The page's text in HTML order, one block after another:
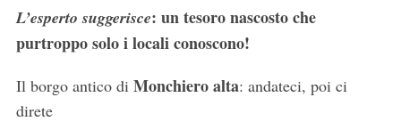
L’esperto suggerisce: un tesoro nascosto che
purtroppo solo i locali conoscono!
Il borgo antico di Monchiero alta: andateci, poi ci
direte